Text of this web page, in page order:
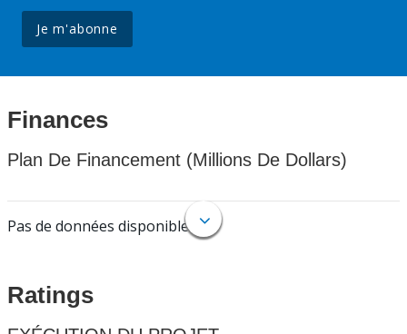
Je m'abonne
Finances
Plan De Financement (Millions De Dollars)
Pas de données disponibles.
Ratings